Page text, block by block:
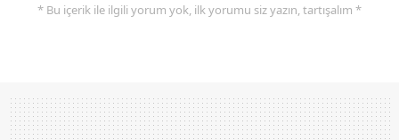
* Bu içerik ile ilgili yorum yok, ilk yorumu siz yazın, tartışalım *